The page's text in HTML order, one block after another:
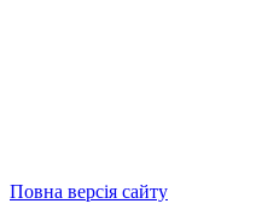
Повна версія сайту